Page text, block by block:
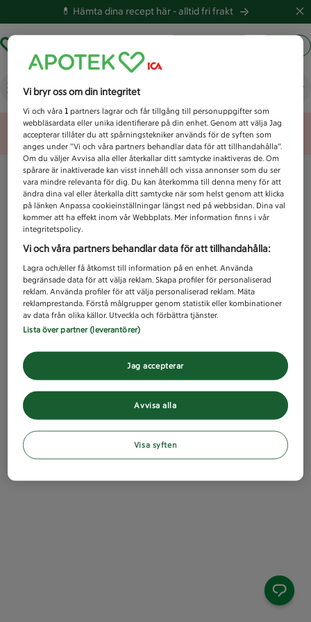
💊 Hämta dina recept här -alltid fri frakt
Vad letar du efter idag?
Unknown error
Vi bryr oss om din integritet
Vi och våra1 partners lagrar och får tillgång till personuppgifter som
webbläsardata eller unika identifierare på din enhet. Genom att välja Jag
accepterar tillåter du att spårningstekniker används för de syften som
anges under ”Vi och våra partners behandlar data för att tillhandahålla”.
Om du väljer Avvisa alla eller återkallar ditt samtycke inaktiveras de. Om
spårare är inaktiverade kan visst innehåll och vissa annonser som du ser
vara mindre relevanta för dig. Du kan återkomma till denna meny för att
ändra dina val eller återkalla ditt samtycke när som helst genom att klicka
på länken Anpassa cookieinställningar längst ned på webbsidan. Dina val
kommer att ha effekt inom vår Webbplats. Mer information finns i vår
integritetspolicy.
Vi och våra partners behandlar data för att tillhandahålla:
Lagra och/eller få åtkomst till information på en enhet. Använda
begränsade data för att välja reklam. Skapa profiler för personaliserad
reklam. Använda profiler för att välja personaliserad reklam. Mäta
reklamprestanda. Förstå målgrupper genom statistik eller kombinationer
av data från olika källor. Utveckla och förbättra tjänster.
Lista över partner (leverantörer)
Avvisa alla
Jag accepterar
Visa syften